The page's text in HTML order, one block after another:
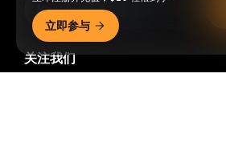
关注我们
立即参与